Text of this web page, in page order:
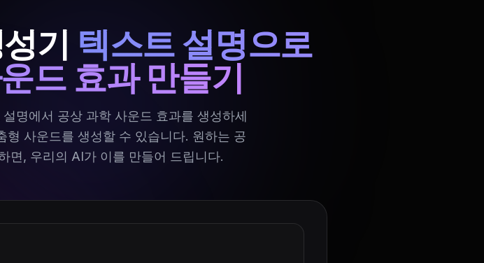
기 텍스트 설명으로
드 효과 만들기
명에서 공상 과학 사운드 효과를 생성하세
형 사운드를 생성할 수 있습니다. 원하는 공
면, 우리의 AI가 이를 만들어 드립니다.